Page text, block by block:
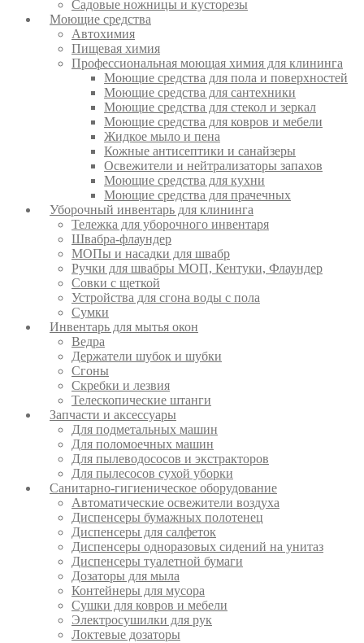
Садовые ножницы и кусторезы
Моющие средства
Автохимия
Пищевая химия
Профессиональная моющая химия для клининга
Моющие средства для пола и поверхностей
Моющие средства для сантехники
Моющие средства для стекол и зеркал
Моющие средства для ковров и мебели
Жидкое мыло и пена
Кожные антисептики и санайзеры
Освежители и нейтрализаторы запахов
Моющие средства для кухни
Моющие средства для прачечных
Уборочный инвентарь для клининга
Тележка для уборочного инвентаря
Швабра-флаундер
МОПы и насадки для швабр
Ручки для швабры МОП, Кентуки, Флаундер
Совки с щеткой
Устройства для сгона воды с пола
Сумки
Инвентарь для мытья окон
Ведра
Держатели шубок и шубки
Сгоны
Скребки и лезвия
Телескопические штанги
Запчасти и аксессуары
Для подметальных машин
Для поломоечных машин
Для пылеводососов и экстракторов
Для пылесосов сухой уборки
Санитарно-гигиеническое оборудование
Автоматические освежители воздуха
Диспенсеры бумажных полотенец
Диспенсеры для салфеток
Диспенсеры одноразовых сидений на унитаз
Диспенсеры туалетной бумаги
Дозаторы для мыла
Контейнеры для мусора
Сушки для ковров и мебели
Электросушилки для рук
Локтевые дозаторы